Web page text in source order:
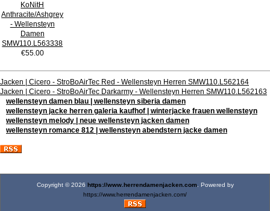
KoNitH
Anthracite/Ashgrey
- Wellensteyn
Damen
SMW110.L563338
€55.00
Jacken | Cicero - StroBoAirTec Red - Wellensteyn Herren SMW110.L562164
Jacken | Cicero - StroBoAirTec Darkarmy - Wellensteyn Herren SMW110.L562163
wellensteyn damen blau | wellensteyn siberia damen
wellensteyn jacke herren galeria kaufhof | winterjacke frauen wellensteyn
wellensteyn melody | neue wellensteyn jacken damen
wellensteyn romance 812 | wellensteyn abendstern jacke damen
Copyright © 2026 https://www.herrendamenjacken.com. Powered by
https://www.herrendamenjacken.com/